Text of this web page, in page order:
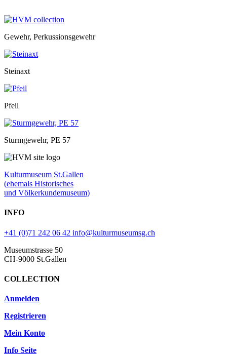
Gewehr, Perkussionsgewehr
Steinaxt
Pfeil
Sturmgewehr, PE 57
Kulturmuseum St.Gallen
(ehemals Historisches
und Völkerkundemuseum)
INFO
+41 (0)71 242 06 42 info@kulturmuseumsg.ch
Museumstrasse 50
CH-9000 St.Gallen
COLLECTION
Anmelden
Registrieren
Mein Konto
Info Seite